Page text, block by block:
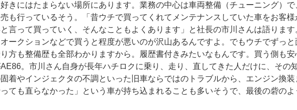
きにはたまらない場所にあります。業務の中心は車両整備（チューニング）で
も行っているそう。「昔ウチで買ってくれてメンテナンスしていた車をお客様
言って買っていく、そんなこともよくあります」と社長の市川さんは語ります
ークションなどで買うと程度が悪いのが沢山あるんですよ。でもウチでずっ
方も整備歴も全部わかりますから。履歴書付きみたいなもんです。買う側も安
。市川さん自身が長年ハチロクに乗り、走り、直してきた人だけに、その
着やインジェクタの不調といった旧車ならではのトラブルから、エンジン換
ても直らなかった」という車が持ち込まれることも多いそうで、最後の砦の